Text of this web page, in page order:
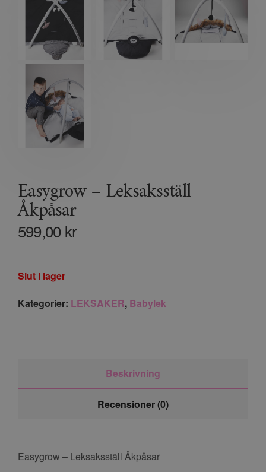
Easygrow – Leksaksställ
Åkpåsar
599,00 kr
Slut i lager
Kategorier: LEKSAKER, Babylek
Beskrivning
Recensioner (0)
Easygrow – Leksaksställ Åkpåsar